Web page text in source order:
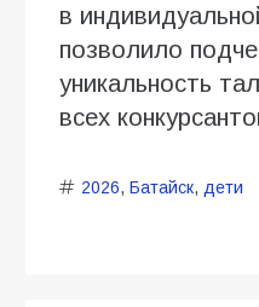
в
позволило
уникальность
всех
2026, Батайск, дети